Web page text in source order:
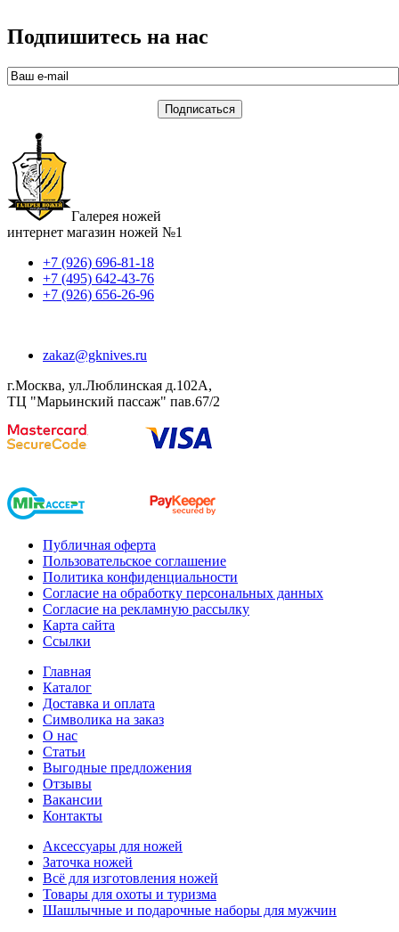
Подпишитесь на нас
Галерея ножей
интернет магазин ножей №1
+7 (926) 696-81-18
+7 (495) 642-43-76
+7 (926) 656-26-96
zakaz@gknives.ru
г.Москва, ул.Люблинская д.102А,
ТЦ "Марьинский пассаж" пав.67/2
Публичная оферта
Пользовательское соглашение
Политика конфиденциальности
Согласие на обработку персональных данных
Согласие на рекламную рассылку
Карта сайта
Ссылки
Главная
Каталог
Доставка и оплата
Символика на заказ
О нас
Статьи
Выгодные предложения
Отзывы
Вакансии
Контакты
Аксессуары для ножей
Заточка ножей
Всё для изготовления ножей
Товары для охоты и туризма
Шашлычные и подарочные наборы для мужчин